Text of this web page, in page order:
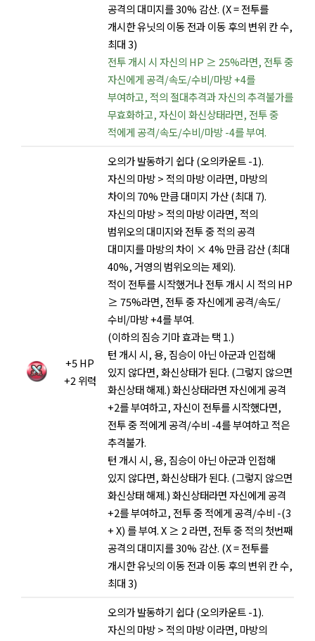
공격의 대미지를 30% 감산. (X = 전투를
개시한 유닛의 이동 전과 이동 후의 변위 칸 수,
최대 3)
전투 개시 시 자신의 HP ≥ 25%라면, 전투 중
자신에게 공격/속도/수비/마방 +4를
부여하고, 적의 절대추격과 자신의 추격불가를
무효화하고, 자신이 화신상태라면, 전투 중
적에게 공격/속도/수비/마방 -4를 부여.
+5 HP
+2 위력
오의가 발동하기 쉽다 (오의카운트 -1).
자신의 마방 > 적의 마방 이라면, 마방의
차이의 70% 만큼 대미지 가산 (최대 7).
자신의 마방 > 적의 마방 이라면, 적의
범위오의 대미지와 전투 중 적의 공격
대미지를 마방의 차이 × 4% 만큼 감산 (최대
40%, 거영의 범위오의는 제외).
적이 전투를 시작했거나 전투 개시 시 적의 HP
≥ 75%라면, 전투 중 자신에게 공격/속도/
수비/마방 +4를 부여.
(이하의 짐승 기마 효과는 택 1.)
턴 개시 시, 용, 짐승이 아닌 아군과 인접해
있지 않다면, 화신상태가 된다. (그렇지 않으면
화신상태 해제.) 화신상태라면 자신에게 공격
+2를 부여하고, 자신이 전투를 시작했다면,
전투 중 적에게 공격/수비 -4를 부여하고 적은
추격불가.
턴 개시 시, 용, 짐승이 아닌 아군과 인접해
있지 않다면, 화신상태가 된다. (그렇지 않으면
화신상태 해제.) 화신상태라면 자신에게 공격
+2를 부여하고, 전투 중 적에게 공격/수비 -(3
+ X) 를 부여. X ≥ 2 라면, 전투 중 적의 첫번째
공격의 대미지를 30% 감산. (X = 전투를
개시한 유닛의 이동 전과 이동 후의 변위 칸 수,
최대 3)
오의가 발동하기 쉽다 (오의카운트 -1).
자신의 마방 > 적의 마방 이라면, 마방의